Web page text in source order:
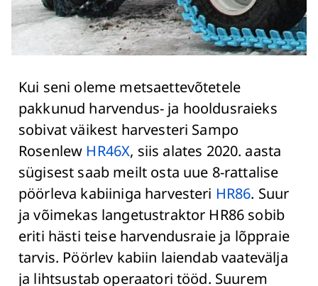
Kui seni oleme metsaettevõtetele
pakkunud harvendus- ja hooldusraieks
sobivat väikest harvesteri Sampo
Rosenlew HR46X, siis alates 2020. aasta
sügisest saab meilt osta uue 8-rattalise
pöörleva kabiiniga harvesteri HR86. Suur
ja võimekas langetustraktor HR86 sobib
eriti hästi teise harvendusraie ja lõppraie
tarvis. Pöörlev kabiin laiendab vaatevälja
ja lihtsustab operaatori tööd. Suurem